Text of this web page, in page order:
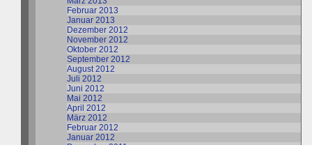
Februar 2013
Januar 2013
Dezember 2012
November 2012
Oktober 2012
September 2012
August 2012
Juli 2012
Juni 2012
Mai 2012
April 2012
März 2012
Februar 2012
Januar 2012